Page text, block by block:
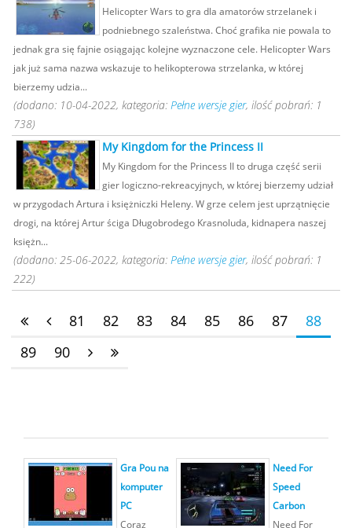
Helicopter Wars to gra dla amatorów strzelanek i
podniebnego szaleństwa. Choć grafika nie powala to
jednak gra się fajnie osiągając kolejne wyznaczone cele. Helicopter Wars
jak już sama nazwa wskazuje to helikopterowa strzelanka, w której
bierzemy udzia...
(dodano: 10-04-2022, kategoria: Pełne wersje gier, ilość pobrań: 1
738)
My Kingdom for the Princess II
My Kingdom for the Princess II to druga część serii
gier logiczno-rekreacyjnych, w której bierzemy udział
w przygodach Artura i księżniczki Heleny. W grze celem jest uprzątnięcie
drogi, na której Artur ściga Długobrodego Krasnoluda, kidnapera naszej
księżn...
(dodano: 25-06-2022, kategoria: Pełne wersje gier, ilość pobrań: 1
222)
81 82 83 84 85 86 87
88
89
90
Gra Pou na
komputer
PC
Coraz
Need For
Speed
Carbon
Need For